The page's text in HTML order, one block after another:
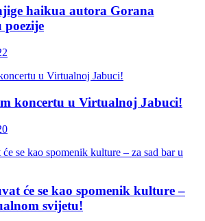
haikua autora Gorana
poezije
koncertu u Virtualnoj Jabuci!
će se kao spomenik kulture –
svijetu!